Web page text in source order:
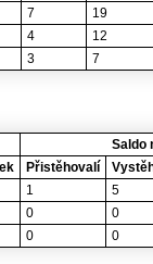
7
19
4
12
3 7
Saldo
Přistěhovalí
1
5
0
0
0 0